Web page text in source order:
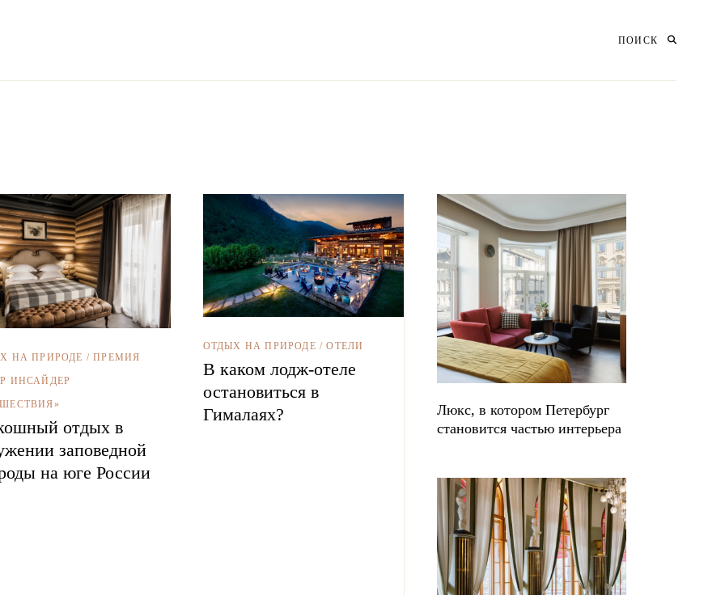
ПОИСК
НА ПРИРОДЕ /ПРЕМИЯ
ИНСАЙДЕР
отдых в
заповедной
на юге России
ОТДЫХ НА ПРИРОДЕ /ОТЕЛИ
В каком лодж-отеле
остановиться в
Гималаях?
Люкс, в котором Петербург
становится частью интерьера